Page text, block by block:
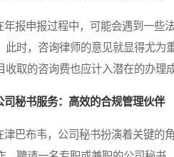
申报过程中，可能会遇到一些法
此时，咨询律师的意见就显得尤为
收取的咨询费也应计入潜在的办理
司秘书服务：高效的合规管理伙伴
布韦，公司秘书扮演着关键的角